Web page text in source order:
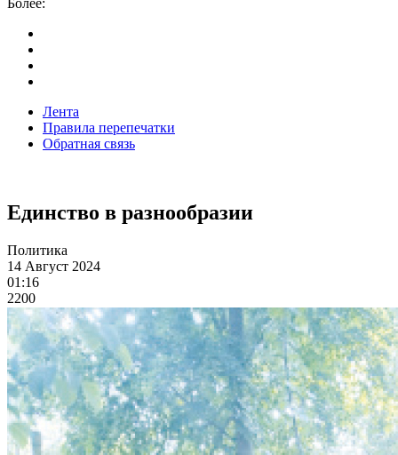
Более:
Лента
Правила перепечатки
Обратная связь
Единство в разнообразии
Политика
14 Август 2024
01:16
2200